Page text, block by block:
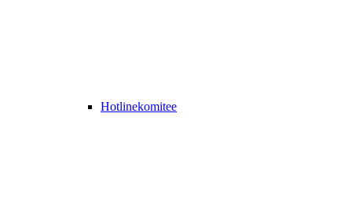
Hotlinekomitee